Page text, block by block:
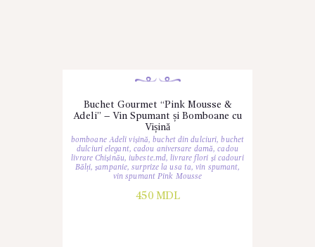
Buchet Gourmet “Pink Mousse &
Adeli” – Vin Spumant și Bomboane cu
Vișină
bomboane Adeli vișină,buchet din dulciuri,buchet
dulciuri elegant, cadou aniversare damă,cadou
livrare Chișinău,iubeste.md,livrare flori și cadouri
Bălți,șampanie,surprize la usa ta,vin spumant,
vin spumant Pink Mousse
450 MDL